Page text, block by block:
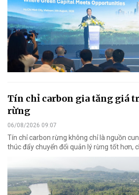
Tín chỉ carbon gia tăng giá
rừng
06/08/2026 09:07
Tín chỉ carbon rừng không chỉ là nguồn
thúc đẩy chuyển đổi quản lý rừng tốt hơn,